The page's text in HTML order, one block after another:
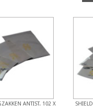
ANTIST. 102 X